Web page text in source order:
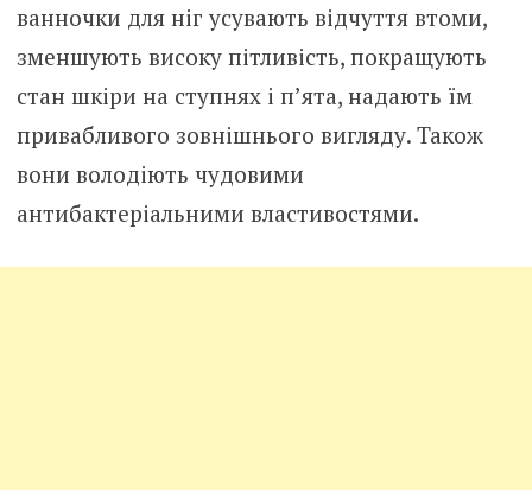
ванночки для ніг усувають відчуття втоми,
зменшують високу пітливість, покращують
стан шкіри на ступнях і п’ята, надають їм
привабливого зовнішнього вигляду. Також
вони володіють чудовими
антибактеріальними властивостями.